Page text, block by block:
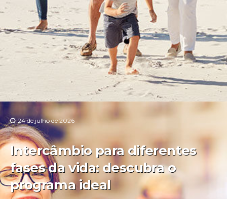
24 de julho de 2026
Intercâmbio para diferentes
fases da vida: descubra o
programa ideal